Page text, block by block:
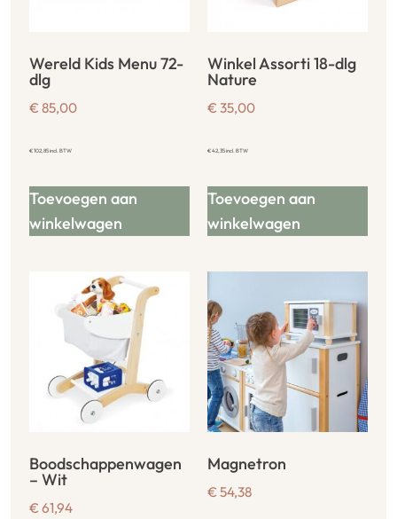
Wereld Kids Menu 72-
dlg
€ 85,00
€102,85incl. BTW
Toevoegen aan
winkelwagen
Winkel Assorti 18-dlg
Nature
€ 35,00
€42,35incl. BTW
Toevoegen aan
winkelwagen
Boodschappenwagen
– Wit
€ 61,94
Magnetron
€ 54,38